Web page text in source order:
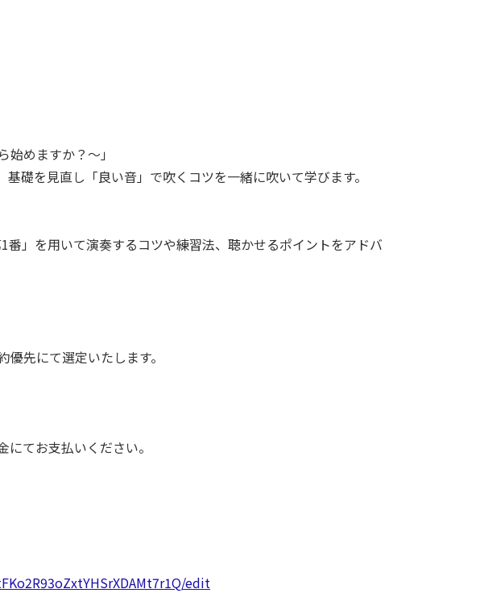
始めますか？〜」
礎を見直し「良い音」で吹くコツを一緒に吹いて学びます。
」を用いて演奏するコツや練習法、聴かせるポイントをアドバ
先にて選定いたします。
てお支払いください。
edit